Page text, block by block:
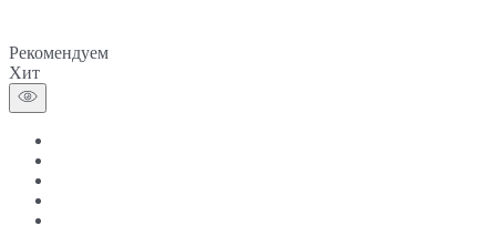
Рекомендуем
Хит